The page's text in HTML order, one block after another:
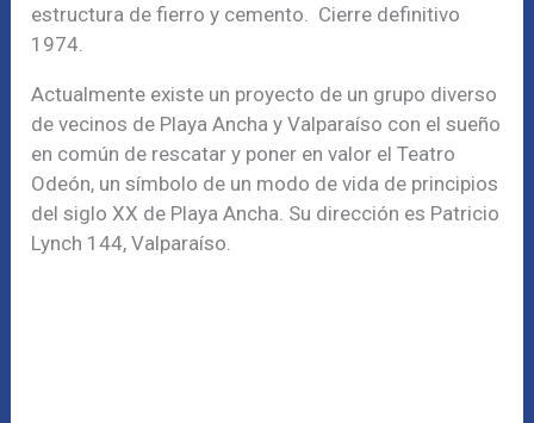
estructura de fierro y cemento. Cierre definitivo
1974.
Actualmente existe un proyecto de un grupo diverso
de vecinos de Playa Ancha y Valparaíso con el sueño
en común de rescatar y poner en valor el Teatro
Odeón, un símbolo de un modo de vida de principios
del siglo XX de Playa Ancha. Su dirección es Patricio
Lynch 144, Valparaíso.